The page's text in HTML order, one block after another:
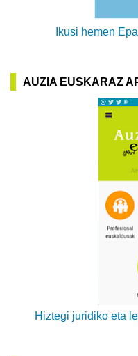
Ikusi hemen
AUZIA EUSKARAZ
Hiztegi juridiko eta